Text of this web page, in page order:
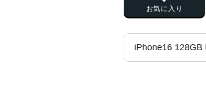
お気に入り
iPhone16 128GB